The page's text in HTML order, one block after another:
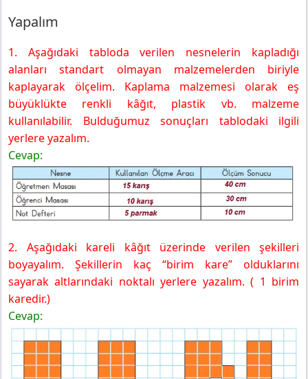
Yapalım
1. Aşağıdaki tabloda verilen nesnelerin kapladığı
alanları standart olmayan malzemelerden biriyle
kaplayarak ölçelim. Kaplama malzemesi olarak eş
büyüklükte renkli kâğıt, plastik vb. malzeme
kullanılabilir. Bulduğumuz sonuçları tablodaki ilgili
yerlere yazalım.
Cevap:
2. Aşağıdaki kareli kâğıt üzerinde verilen şekilleri
boyayalım. Şekillerin kaç “birim kare” olduklarını
sayarak altlarındaki noktalı yerlere yazalım. ( 1 birim
karedir.)
Cevap: